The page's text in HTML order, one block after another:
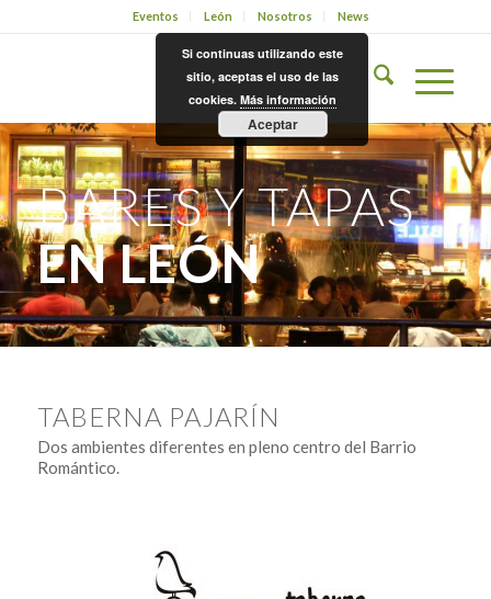
Eventos León Nosotros News
BARES Y TAPAS
EN LEÓN
TABERNA PAJARÍN
Dos ambientes diferentes en pleno centro del Barrio
Romántico.​
Si continuas utilizando este
sitio, aceptas el uso de las
cookies. Más información
Aceptar